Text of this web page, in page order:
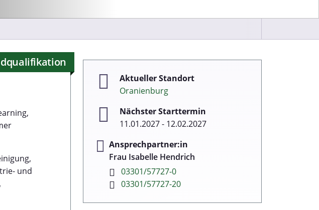
und
Aktueller Standort
Oranienburg
Nächster Starttermin
11.01.2027 - 12.02.2027
Ansprechpartner:in
Frau Isabelle Hendrich
03301/57727-0
03301/57727-20